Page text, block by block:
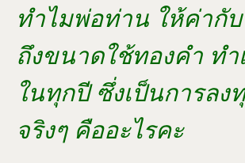
ทำไมพ่อท่าน ให้ค่ากั
ถึงขนาดใช้ทองคำ ท
ในทุกปี ซึ่งเป็นการล
จริงๆ คืออะไรคะ